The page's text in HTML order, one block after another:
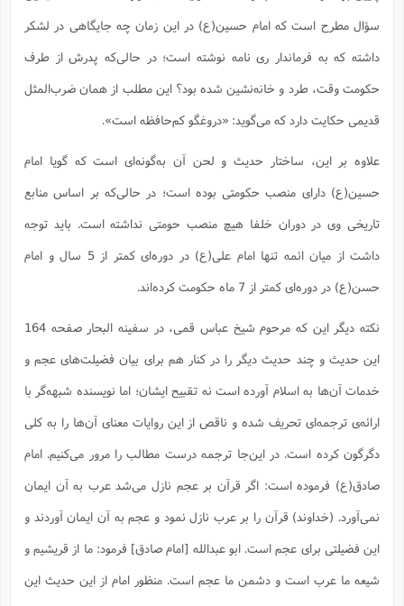
سؤال مطرح است که امام حسین(ع) در این زمان چه جایگاهی در لشکر
داشته که به فرماندار ری نامه نوشته است؛ ‌در حالی‌که پدرش از طرف
حکومت وقت، طرد و خانه‌نشین شده بود؟ این مطلب از همان ضرب‌المثل
قدیمی حکایت دارد که می‌گوید: ‌«دروغگو کم‌حافظه است».
علاوه بر این، ساختار حدیث و لحن آن به‌گونه‌ای است که گویا امام
حسین(ع) دارای منصب حکومتی بوده است؛ در حالی‌که بر اساس منابع
تاریخی وی در دوران خلفا هیچ منصب حومتی نداشته است. باید توجه
داشت از میان ائمه تنها امام علی(ع) در دوره‌ای کمتر از 5 سال و امام
حسن(ع) در دوره‌ای کمتر از 7 ماه حکومت کرده‌اند.
نکته دیگر این که مرحوم شیخ عباس قمی، در سفینه البحار صفحه 164
این حدیث و چند حدیث دیگر را در کنار هم برای بیان فضیلت‌های عجم و
خدمات آن‌ها به اسلام آورده است نه تقبیح ایشان؛ اما نویسنده شبهه‌گر با
ارائه‌ی ترجمه‌ای تحریف شده و ناقص از این روایات معنای آن‌ها را به کلی
دگرگون کرده است. در این‌جا ترجمه درست مطالب را مرور می‌کنیم. امام
صادق(ع) فرموده است: اگر قرآن بر عجم نازل می‌شد عرب به آن ایمان
نمی‌آورد. (خداوند) قرآن را بر عرب نازل نمود و عجم به آن ایمان آوردند و
این فضیلتی برای عجم است. ابو عبدالله [امام صادق] فرمود: ما از قریشیم و
شیعه ما عرب است و دشمن ما عجم است. منظور امام از این حدیث این